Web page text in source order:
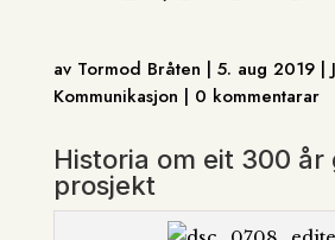
av Tormod Bråten | 5. aug 2019 |
Kommunikasjon | 0 kommentarar
Historia om eit 300 år
prosjekt